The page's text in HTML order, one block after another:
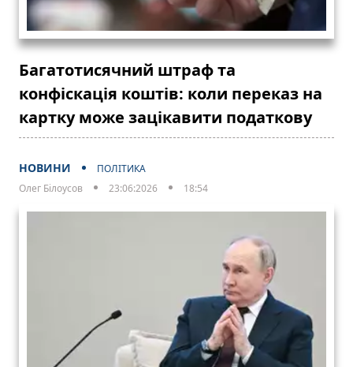
Багатотисячний штраф та
конфіскація коштів: коли переказ на
картку може зацікавити податкову
НОВИНИ
ПОЛІТИКА
Олег Білоусов
23:06:2026 18:54